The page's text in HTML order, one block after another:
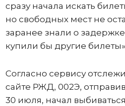
сразу начала искать
но свободных мест не
заранее знали о
купили бы другие
Согласно сервису
сайте РЖД, 002Э,
30 июля, начал